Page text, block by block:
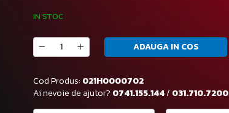
IN STOC
ADAUGA IN COS
Cod Produs: 021H0000702
Ai nevoie de ajutor? 0741.155.144/ 031.710.7200